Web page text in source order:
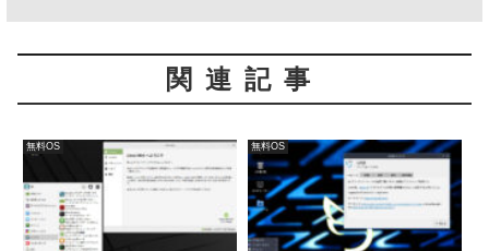
関連記事
無料OS 無料OS